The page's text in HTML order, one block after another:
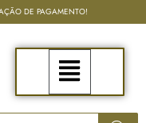
DE PAGAMENTO!